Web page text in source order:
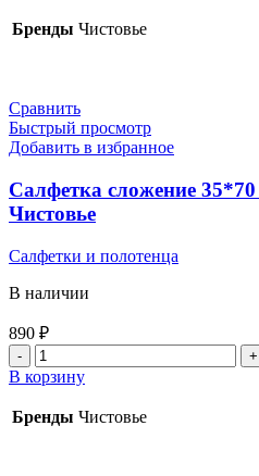
для
массажного
Белый
SMS
50шт.
Чистовье
Бренды Чистовье
Сравнить
Быстрый просмотр
Добавить в избранное
Салфетка сложение
Чистовье
Салфетки и полотенца
В наличии
890 ₽
Количество
товара
сложение
35*70
В корзину
Бренды Чистовье